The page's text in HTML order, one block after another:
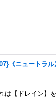
《ニュートラル
【ドレイン】